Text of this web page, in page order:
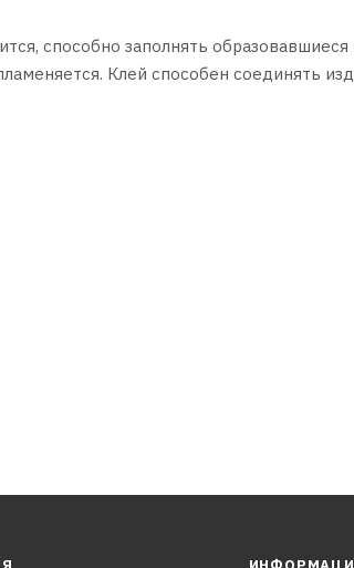
способно заполнять образовавшиеся
Клей способен соединять
спайке